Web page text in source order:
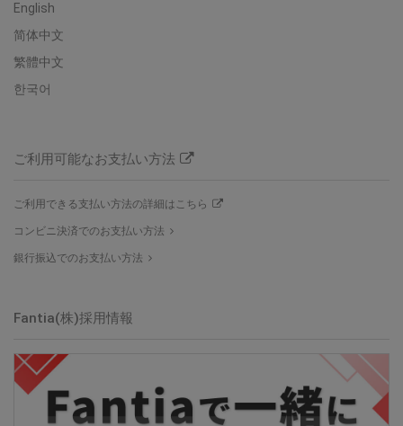
English
简体中文
繁體中文
한국어
ご利用可能なお支払い方法
ご利用できる支払い方法の詳細はこちら
コンビニ決済でのお支払い方法
銀行振込でのお支払い方法
Fantia(株)採用情報